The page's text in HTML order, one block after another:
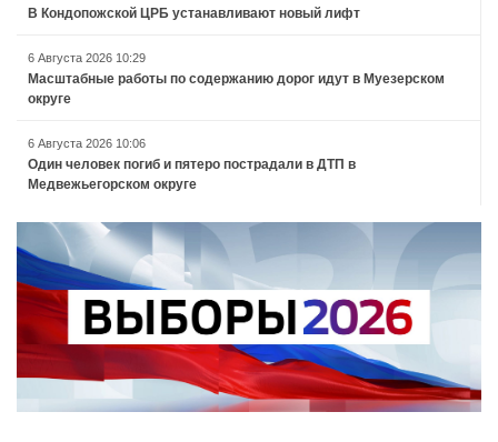
В Кондопожской ЦРБ устанавливают новый лифт
6 Августа 2026 10:29
Масштабные работы по содержанию дорог идут в Муезерском
округе
6 Августа 2026 10:06
Один человек погиб и пятеро пострадали в ДТП в
Медвежьегорском округе